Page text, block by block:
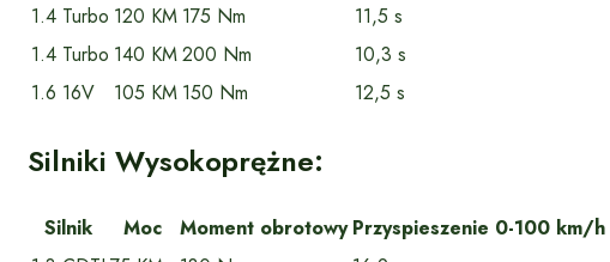
1.4 Turbo 120 KM 175 Nm 11,5 s
1.4 Turbo 140 KM200 Nm 10,3 s
1.6 16V
105 KM 150 Nm 12,5 s
Silniki Wysokoprężne:
Silnik Moc Moment obrotowy Przyspieszenie 0-100 km/h